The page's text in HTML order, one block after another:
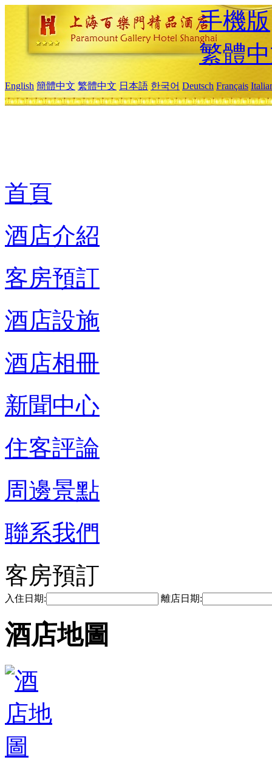
手機版
繁體
English 簡體中文 繁體中文 日本語 한국어 Deutsch Français
首頁
酒店介紹
客房預訂
酒店設施
酒店相冊
新聞中心
住客評論
周邊景點
聯系我們
客房預訂
入住日期: 離店日期:
酒店地圖